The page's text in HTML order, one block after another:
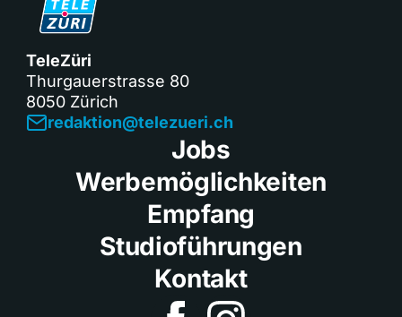
TeleZüri
Thurgauerstrasse 80
8050 Zürich
redaktion@telezueri.ch
Jobs
Werbemöglichkeiten
Empfang
Studioführungen
Kontakt